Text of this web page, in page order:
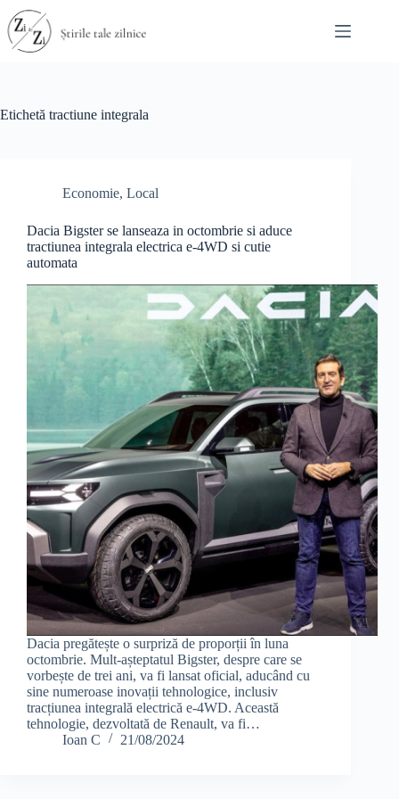
la
conținut
Etichetă tractiune integrala
Economie, Local
Dacia Bigster se lanseaza in octombrie si aduce
tractiunea integrala electrica e-4WD si cutie
automata
Dacia pregătește o surpriză de proporții în luna
octombrie. Mult-așteptatul Bigster, despre care se
vorbește de trei ani, va fi lansat oficial, aducând cu
sine numeroase inovații tehnologice, inclusiv
tracțiunea integrală electrică e-4WD. Această
tehnologie, dezvoltată de Renault, va fi…
Ioan C
21/08/2024